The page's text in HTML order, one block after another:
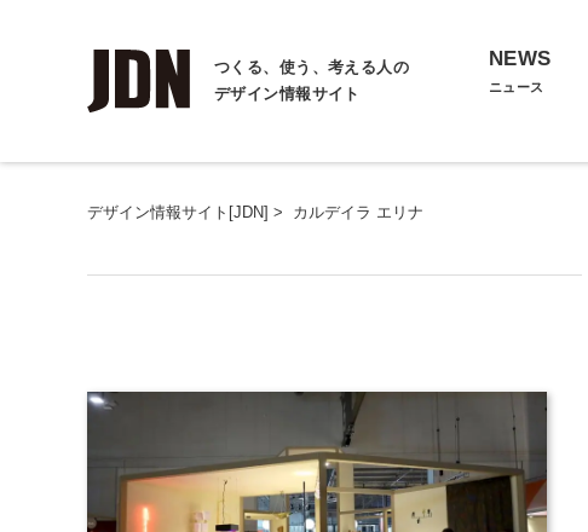
つくる、使う、考える人の
デザイン情報サイト
NEWS
ニュース
デザイン情報サイト[JDN] > カルデイラ エリナ